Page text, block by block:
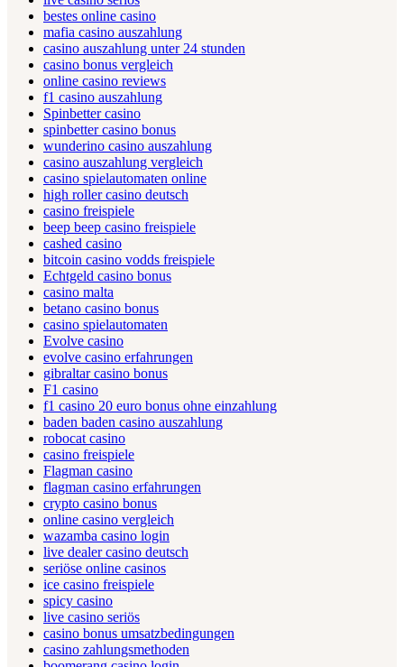
bestes online casino
mafia casino auszahlung
casino auszahlung unter 24 stunden
casino bonus vergleich
online casino reviews
f1 casino auszahlung
Spinbetter casino
spinbetter casino bonus
wunderino casino auszahlung
casino auszahlung vergleich
casino spielautomaten online
high roller casino deutsch
casino freispiele
beep beep casino freispiele
cashed casino
bitcoin casino vodds freispiele
Echtgeld casino bonus
casino malta
betano casino bonus
casino spielautomaten
Evolve casino
evolve casino erfahrungen
gibraltar casino bonus
F1 casino
f1 casino 20 euro bonus ohne einzahlung
baden baden casino auszahlung
robocat casino
casino freispiele
Flagman casino
flagman casino erfahrungen
crypto casino bonus
online casino vergleich
wazamba casino login
live dealer casino deutsch
seriöse online casinos
ice casino freispiele
spicy casino
live casino seriös
casino bonus umsatzbedingungen
casino zahlungsmethoden